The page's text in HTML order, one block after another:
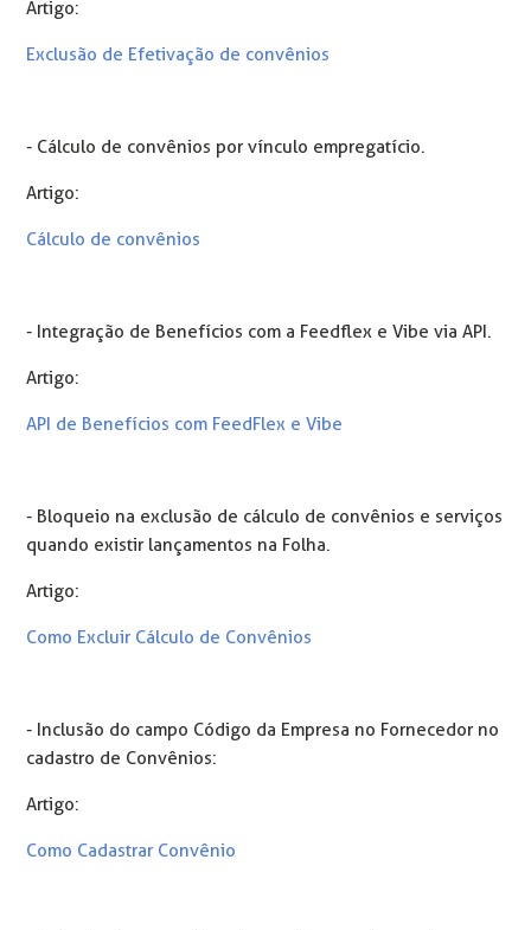
Artigo:
Exclusão de Efetivação de convênios
- Cálculo de convênios por vínculo empregatício.
Artigo:
Cálculo de convênios
- Integração de Benefícios com a Feedflex e Vibe via API.
Artigo:
API de Benefícios com FeedFlex e Vibe
- Bloqueio na exclusão de cálculo de convênios e serviços
quando existir lançamentos na Folha.
Artigo:
Como Excluir Cálculo de Convênios
- Inclusão do campo Código da Empresa no Fornecedor no
cadastro de Convênios:
Artigo:
Como Cadastrar Convênio